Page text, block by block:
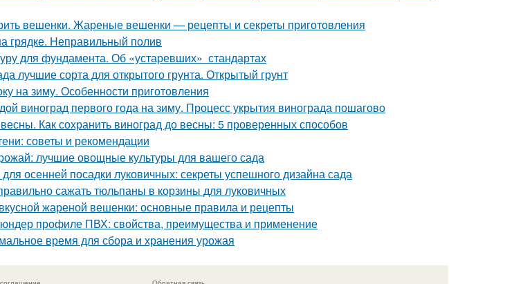
вешенки. Жареные вешенки — рецепты и секреты приготовления
грядке. Неправильный полив
для фундамента. Об «устаревших» стандартах
лучшие сорта для открытого грунта. Открытый грунт
на зиму. Особенности приготовления
виноград первого года на зиму. Процесс укрытия винограда пошагово
Как сохранить виноград до весны: 5 проверенных способов
советы и рекомендации
лучшие овощные культуры для вашего сада
осенней посадки луковичных: секреты успешного дизайна сада
сажать тюльпаны в корзины для луковичных
жареной вешенки: основные правила и рецепты
профиле ПВХ: свойства, преимущества и применение
время для сбора и хранения урожая